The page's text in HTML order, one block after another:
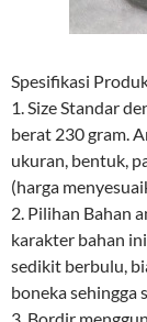
Spesifikasi
1. Size Standar
berat 230 gram.
ukuran, bentuk,
(harga
2. Pilihan Bahan
karakter bahan
sedikit berbulu,
boneka sehingga